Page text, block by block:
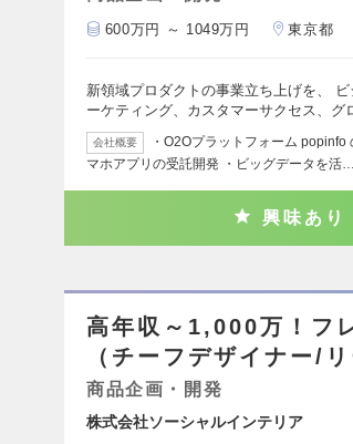
600万円 ～ 1049万円 東京都
新領域プロダクトの事業立ち上げを、
ーケティング、カスタマーサクセス、グ
会社概要
・O2Oプラットフォーム
マホアプリの受託開発 ・ビッグデータを活…
興味あり
高年収～1,000万！フ
（チーフデザイナー/
商品企画・開発
株式会社ソーシャルインテリア